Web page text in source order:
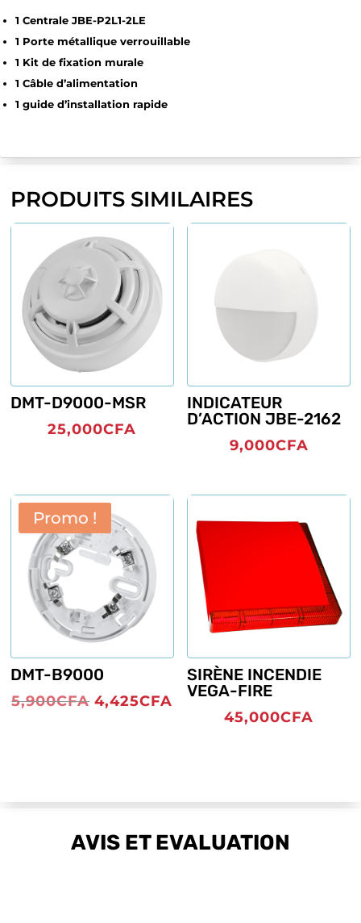
1 Centrale JBE-P2L1-2LE
1 Porte métallique verrouillable
1 Kit de fixation murale
1 Câble d’alimentation
1 guide d’installation rapide
PRODUITS SIMILAIRES
DMT-D9000-MSR
25,000CFA
INDICATEUR
D’ACTION JBE-2162
9,000CFA
Promo !
DMT-B9000
5,900CFA Le
4,425CFA Le
SIRÈNE INCENDIE
VEGA-FIRE
45,000CFA
AVIS ET EVALUATION